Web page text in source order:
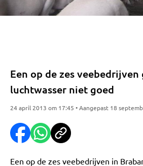
Een op de zes
luchtwasser niet goed
24 april 2013 om 17:45 • Aangepast 18
Een op de zes veebedrijven in